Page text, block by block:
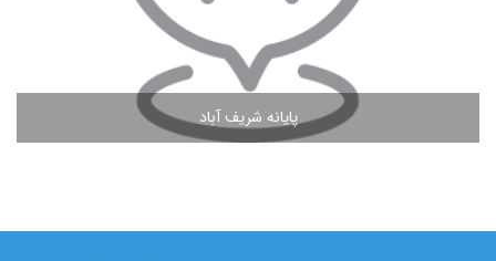
پایانه شریف آباد
مشاهده ادامه مطلب